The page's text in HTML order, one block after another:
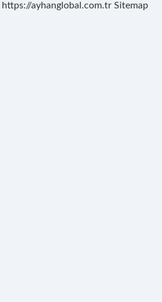
https://ayhanglobal.com.tr Sitemap